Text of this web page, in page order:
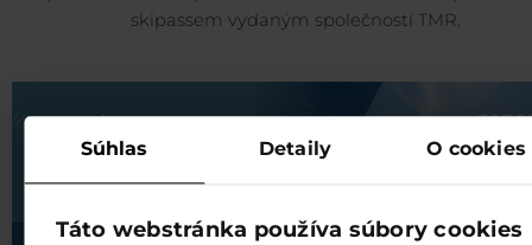
Súhlas Detaily O cookies
Táto webstránka používa súbory cookies
skipassem vydaným společností TMR.